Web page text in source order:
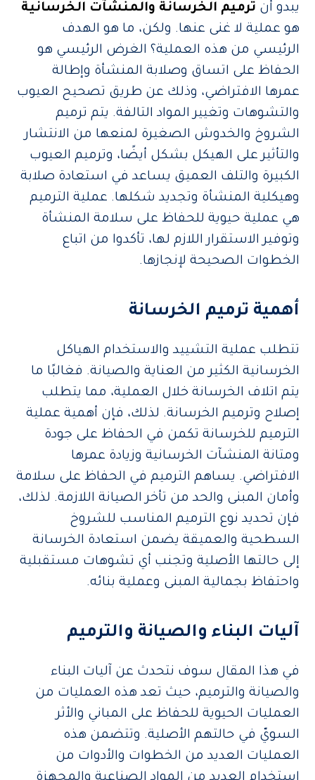
يبدو أن ترميم الخرسانة والمنشآت الخرسانية
هو عملية لا غنى عنها. ولكن، ما هو الهدف
الرئيسي من هذه العملية؟ الغرض الرئيسي هو
الحفاظ على اتساق وصلابة المنشأة وإطالة
عمرها الافتراضي، وذلك عن طريق تصحيح العيوب
والتشوهات وتغيير المواد التالفة. يتم ترميم
الشروخ والخدوش الصغيرة لمنعها من الانتشار
والتأثير على الهيكل بشكل أيضًا، وترميم العيوب
الكبيرة والتلف العميق يساعد في استعادة صلابة
وهيكلية المنشأة وتجديد شكلها. عملية الترميم
هي عملية حيوية للحفاظ على سلامة المنشأة
وتوفير الاستقرار اللازم لها، تأكدوا من اتباع
الخطوات الصحيحة لإنجازها.
أهمية ترميم الخرسانة
تتطلب عملية التشييد والاستخدام الهياكل
الخرسانية الكثير من العناية والصيانة. فغالبًا ما
يتم اتلاف الخرسانة خلال العملية، مما يتطلب
إصلاح وترميم الخرسانة. لذلك، فإن أهمية عملية
الترميم للخرسانة تكمن في الحفاظ على جودة
ومتانة المنشآت الخرسانية وزيادة عمرها
الافتراضي. يساهم الترميم في الحفاظ على سلامة
وأمان المبنى والحد من تأخر الصيانة اللازمة. لذلك،
فإن تحديد نوع الترميم المناسب للشروخ
السطحية والعميقة يضمن استعادة الخرسانة
إلى حالتها الأصلية وتجنب أي تشوهات مستقبلية
واحتفاظ بجمالية المبنى وعملية بنائه.
آليات البناء والصيانة والترميم
في هذا المقال سوف نتحدث عن آليات البناء
والصيانة والترميم، حيث تعد هذه العمليات من
العمليات الحيوية للحفاظ على المباني والأثر
السويّ في حالتهم الأصلية. وتتضمن هذه
العمليات العديد من الخطوات والأدوات من